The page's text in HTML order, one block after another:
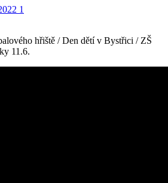
hřiště / Den dětí v Bystřici / ZŠ
11.6.